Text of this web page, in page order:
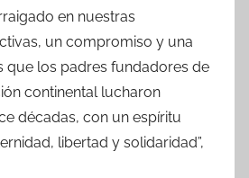
en nuestras
un compromiso y una
que los padres fundadores de
continental lucharon
décadas, con un espíritu
libertad y solidaridad”,